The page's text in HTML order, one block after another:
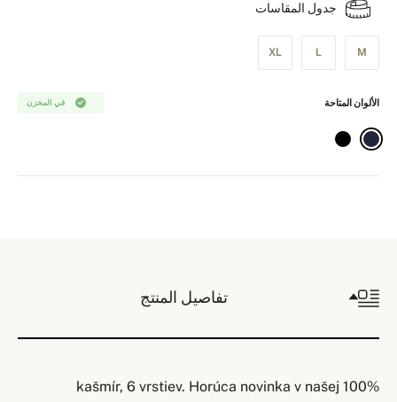
جدول المقاسات
M
L
XL
في المخزن الألوان المتاحة
تفاصيل المنتج
100% kašmír, 6 vrstiev. Horúca novinka v našej